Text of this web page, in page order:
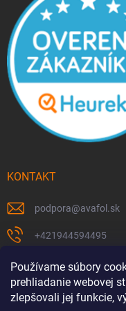
Používame súbory
prehliadanie webovej
zlepšovali jej funkcie,
KONTAKT
podpora@avafol.sk
+421944594495
https://
avafol.sk/